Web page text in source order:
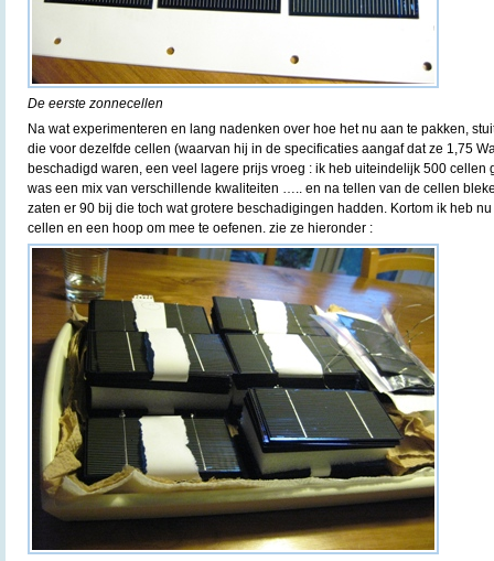
De eerste zonnecellen
Na wat experimenteren en lang nadenken over hoe het nu aan te pakken,
die voor dezelfde cellen (waarvan hij in de specificaties aangaf dat ze 1,75
beschadigd waren, een veel lagere prijs vroeg : ik heb uiteindelijk 500
was een mix van verschillende kwaliteiten ….. en na tellen van de cellen
zaten er 90 bij die toch wat grotere beschadigingen hadden. Kortom ik heb
cellen en een hoop om mee te oefenen. zie ze hieronder :